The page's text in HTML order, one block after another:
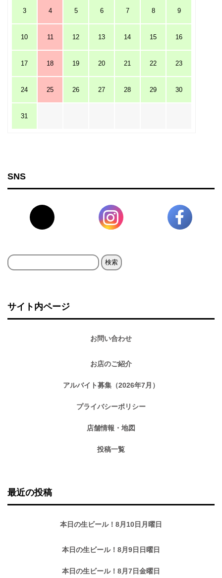
3 4 5 6 7 8 9
10 11 12 13 14 15 16
17 18 19 20 21 22 23
24 25 26 27 28 29 30
31
SNS
検
サイト内ページ
お問い合わせ
お店のご紹介
アルバイト募集（2026年7月）
プライバシーポリシー
店舗情報・地図
投稿一覧
最近の投稿
本日の生ビール！8月10日月曜日
本日の生ビール！8月9日日曜日
本日の生ビール！8月7日金曜日